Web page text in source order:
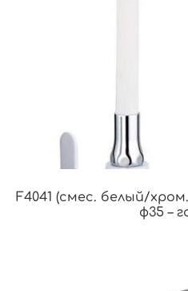
F4041 (смес. белый/
ф35 –